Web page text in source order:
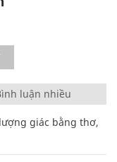
luận nhiều
giác bằng thơ,